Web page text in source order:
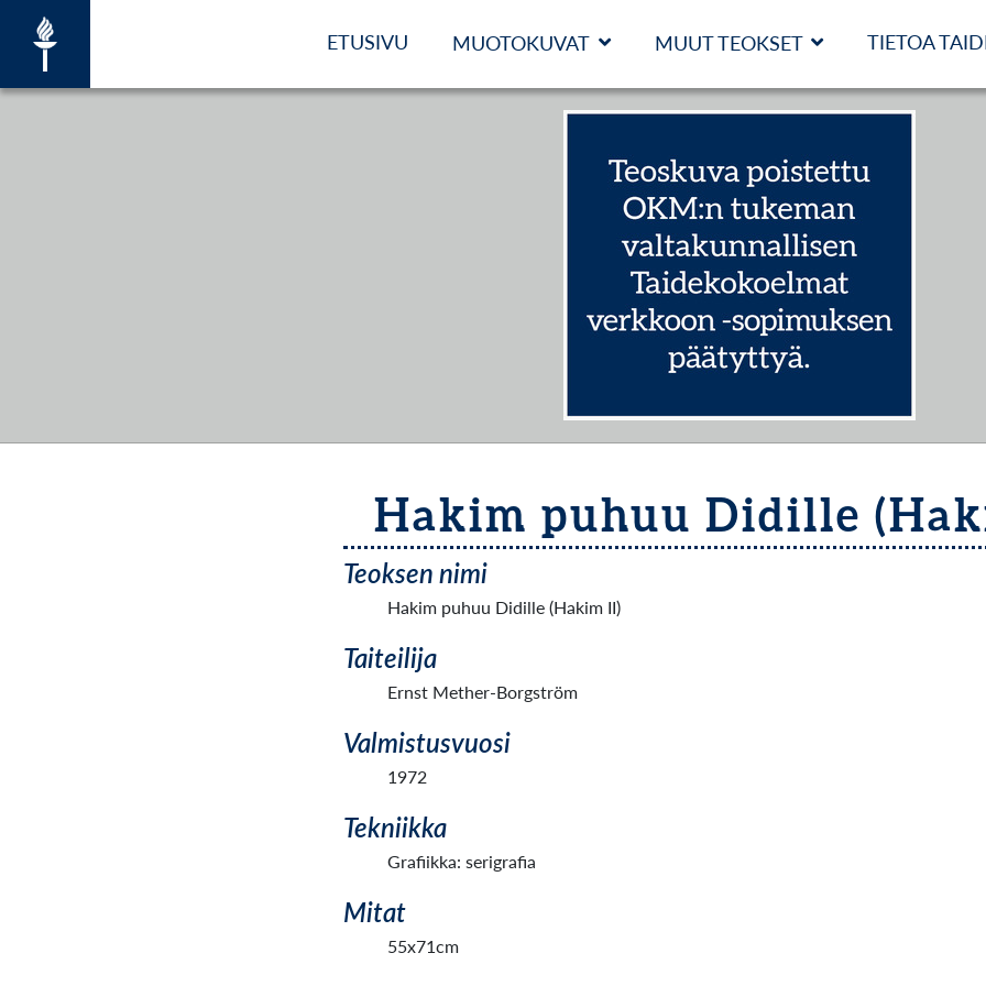
ETUSIVU MUOTOKUVAT MUUT TEOKSET TIETOA
Hakim puhuu Didille
Teoksen nimi
Hakim puhuu Didille (Hakim II)
Taiteilija
Ernst Mether-Borgström
Valmistusvuosi
1972
Tekniikka
Grafiikka: serigrafia
Mitat
55x71cm